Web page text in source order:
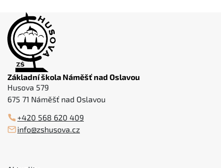
Základní škola Náměšť nad Oslavou
Husova 579
675 71 Náměšť nad Oslavou
+420 568 620 409
info@zshusova.cz